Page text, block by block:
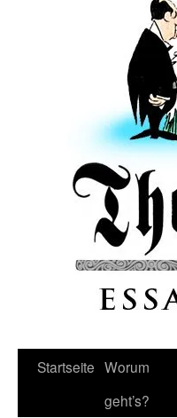
Startseite Worum
geht’s?